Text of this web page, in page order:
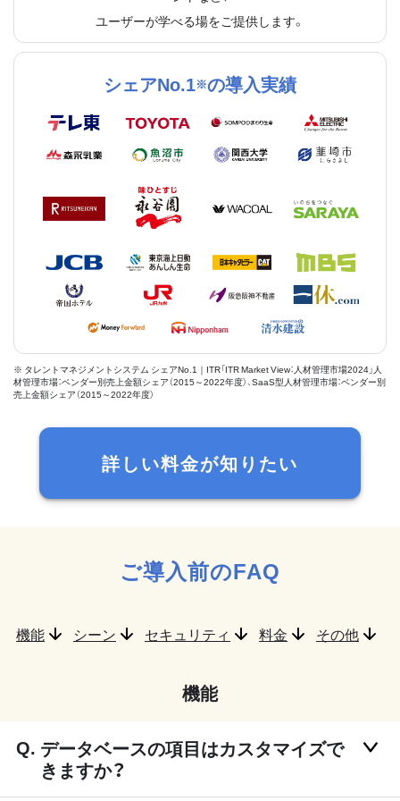
ユーザーが学べる場をご提供します。
シェアNo.1※の導入実績
※ タレントマネジメントシステム シェアNo.1｜ITR「ITR Market View：人材管理市場2024」人
材管理市場：ベンダー別売上金額シェア（2015～2022年度）、SaaS型人材管理市場：ベンダー別
売上金額シェア（2015～2022年度）
詳しい料金が知りたい
ご導入前のFAQ
機能 シーン セキュリティ 料金 その他
機能
データベースの項目はカスタマイズで
きますか？